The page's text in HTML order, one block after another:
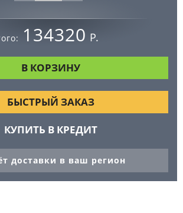
134320 Р.
БЫСТРЫЙ ЗАКАЗ
КУПИТЬ В КРЕДИТ
доставки в ваш регион